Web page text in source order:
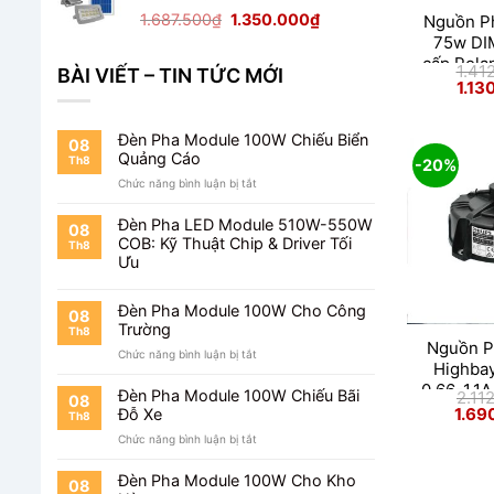
1.687.500₫ Giá
1.687.500₫.
1.350.000₫Giá
BÀI VIẾT – TIN TỨC MỚI
08
Th8
Đèn Pha Module 100W Chiếu Biển
Quảng Cáo
Chức năng bình luận bị tắt
Pha
Module
100W
Quảng
08
Th8
Đèn Pha LED Module 510W-550W
COB: Kỹ Thuật Chip & Driver Tối
Ưu
08
Th8
Đèn Pha Module 100W Cho Công
Trường
Chức năng bình luận bị tắt
Pha
Module
Trường
08
Th8
Đèn Pha Module 100W Chiếu Bãi
Đỗ Xe
Chức năng bình luận bị tắt
Pha
Module
08
Đèn Pha Module 100W Cho Kho
Nguồn
75w
cấp
S1Giá
gốc
-20%
Nguồn
0.66-
Giá
gốc